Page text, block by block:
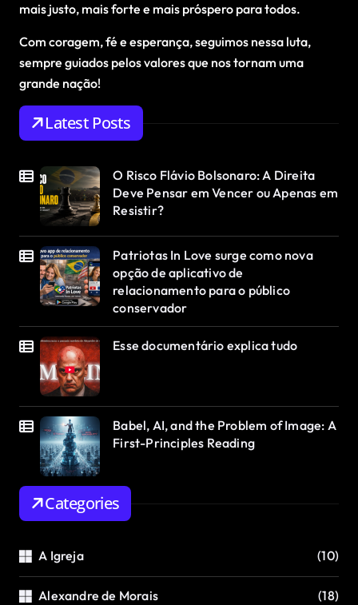
mais justo, mais forte e mais próspero para todos.
Com coragem, fé e esperança, seguimos nessa luta,
sempre guiados pelos valores que nos tornam uma
grande nação!
Latest Posts
O Risco Flávio Bolsonaro: A Direita
Deve Pensar em Vencer ou Apenas em
Resistir?
Patriotas In Love surge como nova
opção de aplicativo de
relacionamento para o público
conservador
Esse documentário explica tudo
Babel, AI, and the Problem of Image: A
First-Principles Reading
Categories
A Igreja (10)
Alexandre de Morais (18)